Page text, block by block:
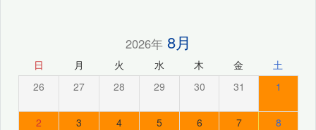
2026年8月
日 月 火 水 木 金 土
26 27 28 29 30 31 1
2 3 4 5 6 7 8